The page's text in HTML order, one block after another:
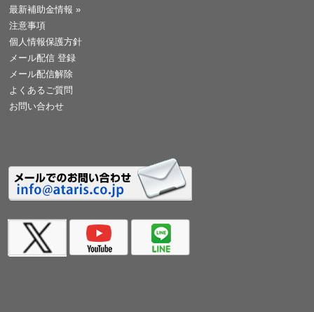
最新補助金情報 »
注意事項
個人情報保護方針
メール配信 登録
メール配信解除
よくあるご質問
お問い合わせ